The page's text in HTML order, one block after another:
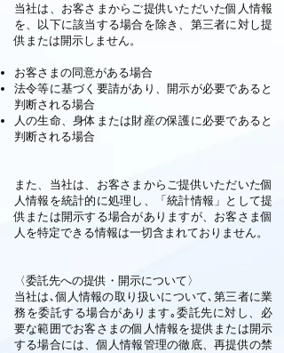
当社は、お客さまからご提供いただいた個人情報
を、以下に該当する場合を除き、第三者に対し提
供または開示しません。
お客さまの同意がある場合
法令等に基づく要請があり、開示が必要であると
判断される場合
人の生命、身体または財産の保護に必要であると
判断される場合
また、当社は、お客さまからご提供いただいた個
人情報を統計的に処理し、「統計情報」として提
供または開示する場合がありますが、お客さま個
人を特定できる情報は一切含まれておりません。
〈委託先への提供・開示について〉
当社は､個人情報の取り扱いについて､第三者に業
務を委託する場合があります｡委託先に対し、必
要な範囲でお客さまの個人情報を提供または開示
する場合には、個人情報管理の徹底、再提供の禁